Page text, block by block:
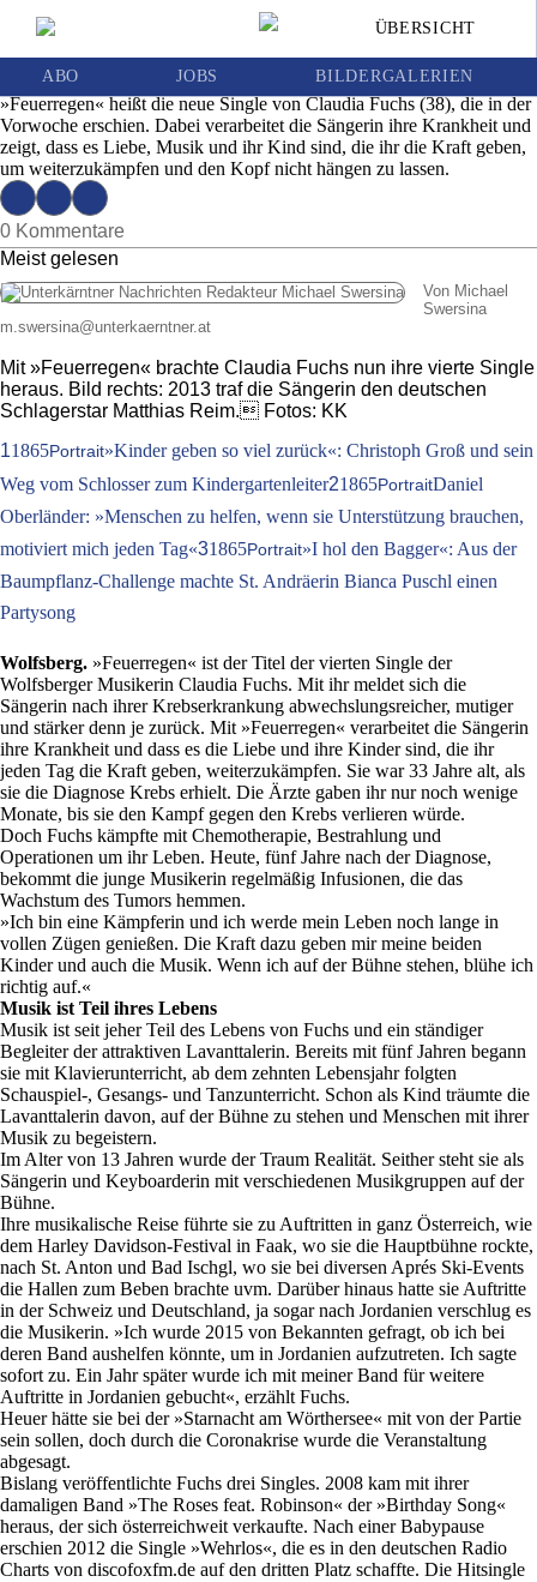
ÜBERSICHT
ABO JOBS BILDERGALERIEN
Auf der Bühne blüht die Lavanttaler Sängerin
Ausgabe 26 | Mittwoch, 24. Juni 2020
»Feuerregen« heißt die neue Single von Claudia Fuchs (38), die in der
Vorwoche erschien. Dabei verarbeitet die Sängerin ihre Krankheit und
zeigt, dass es Liebe, Musik und ihr Kind sind, die ihr die Kraft geben,
um weiterzukämpfen und den Kopf nicht hängen zu lassen.
0 Kommentare
Meist gelesen
Von Michael
Swersina
m.swersina@unterkaerntner.at
Mit »Feuerregen« brachte Claudia Fuchs nun ihre vierte Single
heraus. Bild rechts: 2013 traf die Sängerin den deutschen
Schlagerstar Matthias Reim. Fotos: KK
11865Portrait»Kinder geben so viel zurück«: Christoph Groß und sein
Weg vom Schlosser zum Kindergartenleiter21865PortraitDaniel
Oberländer: »Menschen zu helfen, wenn sie Unterstützung brauchen,
motiviert mich jeden Tag«31865Portrait»I hol den Bagger«: Aus der
Baumpflanz-Challenge machte St. Andräerin Bianca Puschl einen
Partysong
Wolfsberg. »Feuerregen« ist der Titel der vierten Single der
Wolfsberger Musikerin Claudia Fuchs. Mit ihr meldet sich die
Sängerin nach ihrer Krebserkrankung abwechslungsreicher, mutiger
und stärker denn je zurück. Mit »Feuerregen« verarbeitet die Sängerin
ihre Krankheit und dass es die Liebe und ihre Kinder sind, die ihr
jeden Tag die Kraft geben, weiterzukämpfen. Sie war 33 Jahre alt, als
sie die Diagnose Krebs erhielt. Die Ärzte gaben ihr nur noch wenige
Monate, bis sie den Kampf gegen den Krebs verlieren würde.
Doch Fuchs kämpfte mit Chemotherapie, Bestrahlung und
Operationen um ihr Leben. Heute, fünf Jahre nach der Diagnose,
bekommt die junge Musikerin regelmäßig Infusionen, die das
Wachstum des Tumors hemmen.
»Ich bin eine Kämpferin und ich werde mein Leben noch lange in
vollen Zügen genießen. Die Kraft dazu geben mir meine beiden
Kinder und auch die Musik. Wenn ich auf der Bühne stehen, blühe ich
richtig auf.«
Musik ist Teil ihres Lebens
Musik ist seit jeher Teil des Lebens von Fuchs und ein ständiger
Begleiter der attraktiven Lavanttalerin. Bereits mit fünf Jahren begann
sie mit Klavierunterricht, ab dem zehnten Lebensjahr folgten
Schauspiel-, Gesangs- und Tanzunterricht. Schon als Kind träumte die
Lavanttalerin davon, auf der Bühne zu stehen und Menschen mit ihrer
Musik zu begeistern.
Im Alter von 13 Jahren wurde der Traum Realität. Seither steht sie als
Sängerin und Keyboarderin mit verschiedenen Musikgruppen auf der
Bühne.
Ihre musikalische Reise führte sie zu Auftritten in ganz Österreich, wie
dem Harley Davidson-Festival in Faak, wo sie die Hauptbühne rockte,
nach St. Anton und Bad Ischgl, wo sie bei diversen Aprés Ski-Events
die Hallen zum Beben brachte uvm. Darüber hinaus hatte sie Auftritte
in der Schweiz und Deutschland, ja sogar nach Jordanien verschlug es
die Musikerin. »Ich wurde 2015 von Bekannten gefragt, ob ich bei
deren Band aushelfen könnte, um in Jordanien aufzutreten. Ich sagte
sofort zu. Ein Jahr später wurde ich mit meiner Band für weitere
Auftritte in Jordanien gebucht«, erzählt Fuchs.
Heuer hätte sie bei der »Starnacht am Wörthersee« mit von der Partie
sein sollen, doch durch die Coronakrise wurde die Veranstaltung
abgesagt.
Bislang veröffentlichte Fuchs drei Singles. 2008 kam mit ihrer
damaligen Band »The Roses feat. Robinson« der »Birthday Song«
heraus, der sich österreichweit verkaufte. Nach einer Babypause
erschien 2012 die Single »Wehrlos«, die es in den deutschen Radio
Charts von discofoxfm.de auf den dritten Platz schaffte. Die Hitsingle